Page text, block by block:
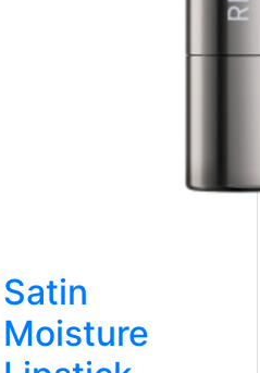
Satin
Moisture